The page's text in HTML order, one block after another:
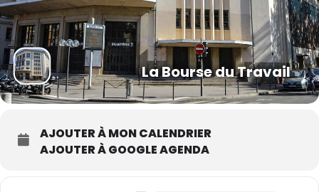
La Bourse du Travail
AJOUTER À MON CALENDRIER
AJOUTER À GOOGLE AGENDA